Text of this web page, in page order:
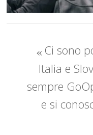
Ci sono
Italia e
sempre
e si